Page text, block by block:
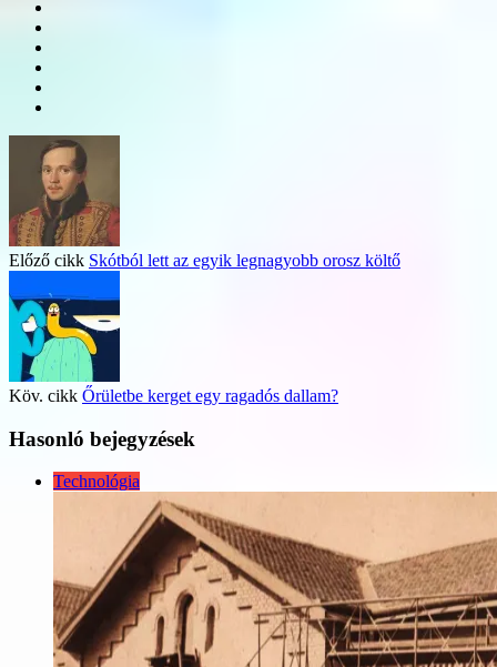
Előző cikk Skótból lett az egyik legnagyobb orosz költő
Köv. cikk Őrületbe kerget egy ragadós dallam?
Hasonló bejegyzések
Technológia